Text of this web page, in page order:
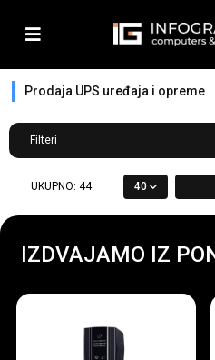
Prodaja UPS uređaja i opreme
Filteri
UKUPNO: 44 40
IZDVAJAMO IZ